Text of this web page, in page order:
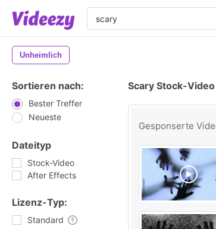
Unheimlich
Sortieren nach:
Bester Treffer
Neueste
Dateityp
Stock-Video
After Effects
Lizenz-Typ:
Standard
Scary Stock-Video
Gesponserte